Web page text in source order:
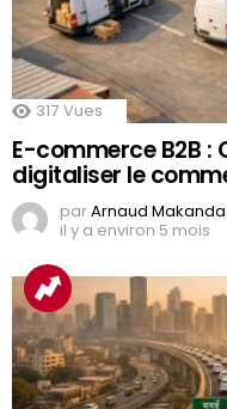
317 Vues
E-commerce B2B :
digitaliser le
parArnaud Makanda
il y a environ 5 mois